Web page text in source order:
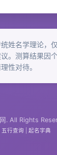
姓名学理论，
。测算结果因
性对待。
. All Rights
五行查询 起名字典